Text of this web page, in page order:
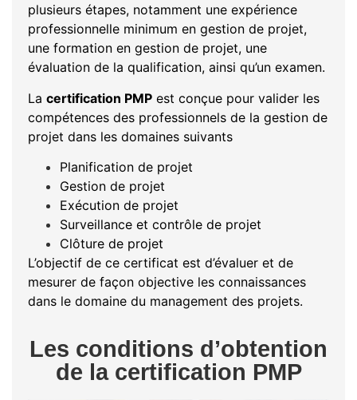
plusieurs étapes, notamment une expérience
professionnelle minimum en gestion de projet,
une formation en gestion de projet, une
évaluation de la qualification, ainsi qu’un examen.
La certification PMP est conçue pour valider les
compétences des professionnels de la gestion de
projet dans les domaines suivants
Planification de projet
Gestion de projet
Exécution de projet
Surveillance et contrôle de projet
Clôture de projet
L’objectif de ce certificat est d’évaluer et de
mesurer de façon objective les connaissances
dans le domaine du management des projets.
Les conditions d’obtention
de la certification PMP